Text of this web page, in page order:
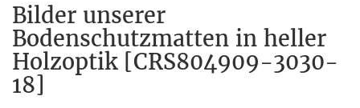
Bilder unserer
Bodenschutzmatten in heller
Holzoptik [CRS804909-3030-
18]